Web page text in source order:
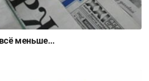
всё меньше…